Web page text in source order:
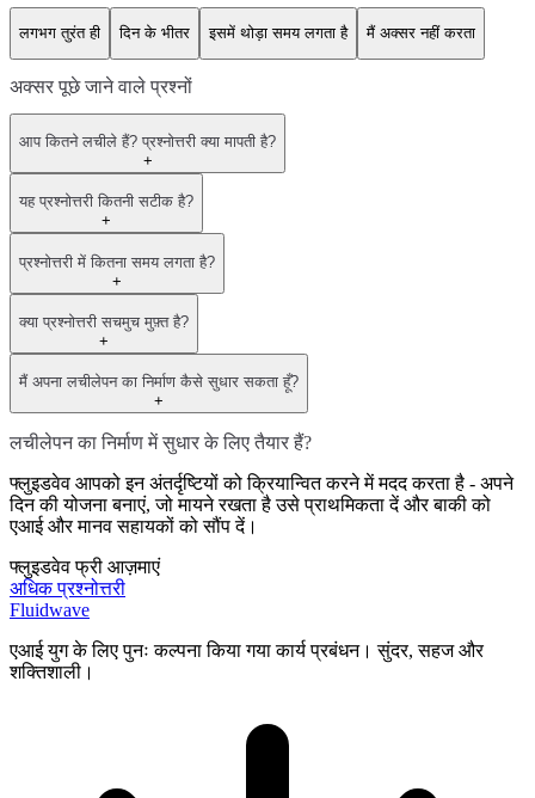
लगभग तुरंत ही दिन के भीतर इसमें थोड़ा समय लगता है मैं अक्सर नहीं करता
अक्सर पूछे जाने वाले प्रश्नों
आप कितने लचीले हैं? प्रश्नोत्तरी क्या मापती है?
+
यह प्रश्नोत्तरी कितनी सटीक है?
+
प्रश्नोत्तरी में कितना समय लगता है?
+
क्या प्रश्नोत्तरी सचमुच मुफ़्त है?
+
मैं अपना लचीलेपन का निर्माण कैसे सुधार सकता हूँ?
+
लचीलेपन का निर्माण में सुधार के लिए तैयार हैं?
फ्लुइडवेव आपको इन अंतर्दृष्टियों को क्रियान्वित करने में मदद करता है - अपने
दिन की योजना बनाएं, जो मायने रखता है उसे प्राथमिकता दें और बाकी को
एआई और मानव सहायकों को सौंप दें।
फ्लुइडवेव फ्री आज़माएं
अधिक प्रश्नोत्तरी
Fluidwave
एआई युग के लिए पुनः कल्पना किया गया कार्य प्रबंधन। सुंदर, सहज और
शक्तिशाली।